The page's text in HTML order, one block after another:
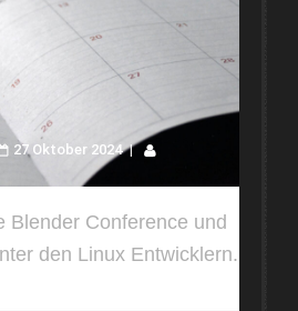
27 Oktober 2024
Blender Conference und
den Linux Entwicklern.